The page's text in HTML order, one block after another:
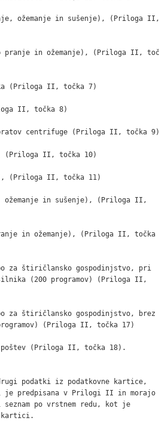
ožemanje in sušenje), (Priloga II,
pranje in ožemanje), (Priloga II,
(Priloga II, točka 7)
II, točka 8)
centrifuge (Priloga II, točka 9)
(Priloga II, točka 10)
(Priloga II, točka 11)
ožemanje in sušenje), (Priloga II,
in ožemanje), (Priloga II, točka
za štiričlansko gospodinjstvo, pri
(200 programov) (Priloga II,
za štiričlansko gospodinjstvo, brez
(Priloga II, točka 17)
(Priloga II, točka 18).
podatki iz podatkovne kartice,
predpisana v Prilogi II in morajo
po vrstnem redu, kot je
kartici.